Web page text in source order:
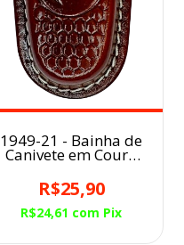
1949-21 - Bainha de
Canivete em Couro
Face Cavalo
R$25,90
R$24,61 com Pix